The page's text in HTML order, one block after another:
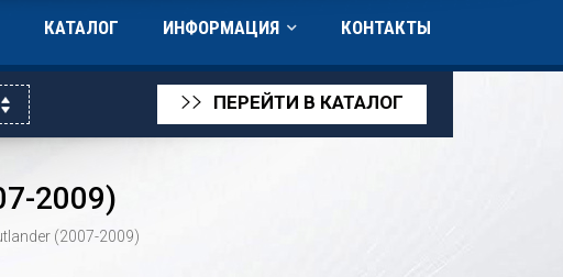
КАТАЛОГ ИНФОРМАЦИЯ КОНТАКТЫ
>> ПЕРЕЙТИ В КАТАЛОГ
2009)
(2007-2009)